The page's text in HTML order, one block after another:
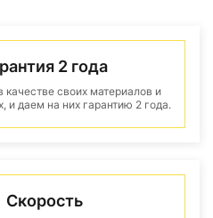
2 года
своих материалов и
и даем на них гарантию 2 года.
Скорость